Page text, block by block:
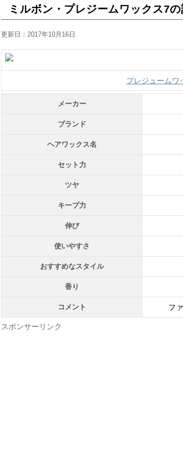
ミルボン・プレジームワックス7
更新日： 2017年10月16日
プレジュームワ
メーカー
ブランド
ヘアワックス名
セット力
ツヤ
キープ力
伸び
使いやすさ
おすすめなスタイル
香り
コメント フ
スポンサーリンク